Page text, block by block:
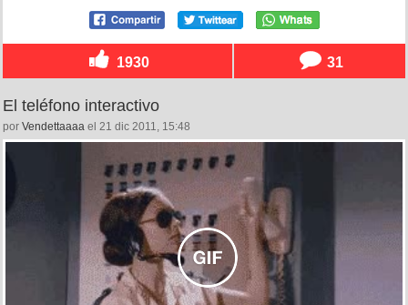
1930 31
El teléfono interactivo
por Vendettaaaa el 21 dic 2011, 15:48